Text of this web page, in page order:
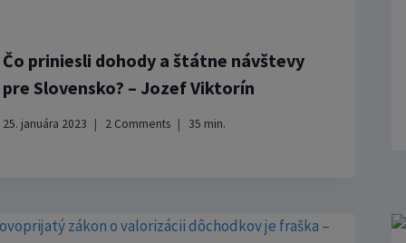
Čo priniesli dohody a štátne návštevy
pre Slovensko? – Jozef Viktorín
25. januára 2023 2 Comments 35 min.